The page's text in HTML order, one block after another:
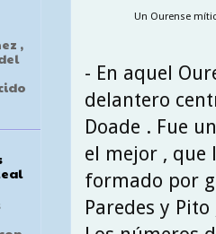
Un Ourense
- En aquel
delantero
Doade . Fue
el mejor , que
formado por
Paredes y
,